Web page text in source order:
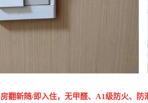
翻新随/即入住，无甲醛、A1级防火、防